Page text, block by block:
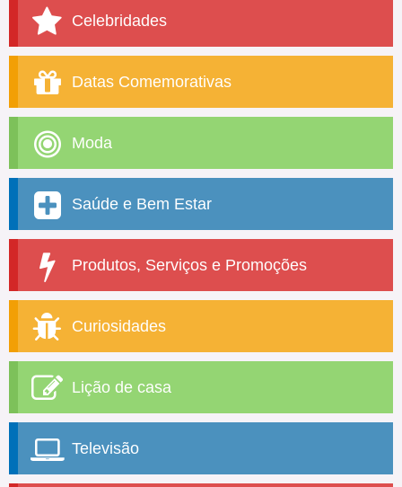
Celebridades
Datas Comemorativas
Moda
Saúde e Bem Estar
Produtos, Serviços e Promoções
Curiosidades
Lição de casa
Televisão